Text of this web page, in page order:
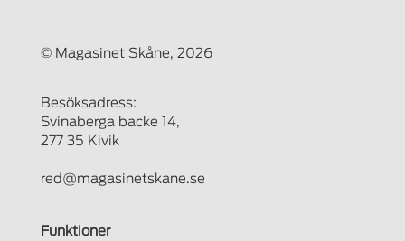
© Magasinet Skåne, 2026
Besöksadress:
Svinaberga backe 14,
277 35 Kivik
red@magasinetskane.se
Funktioner